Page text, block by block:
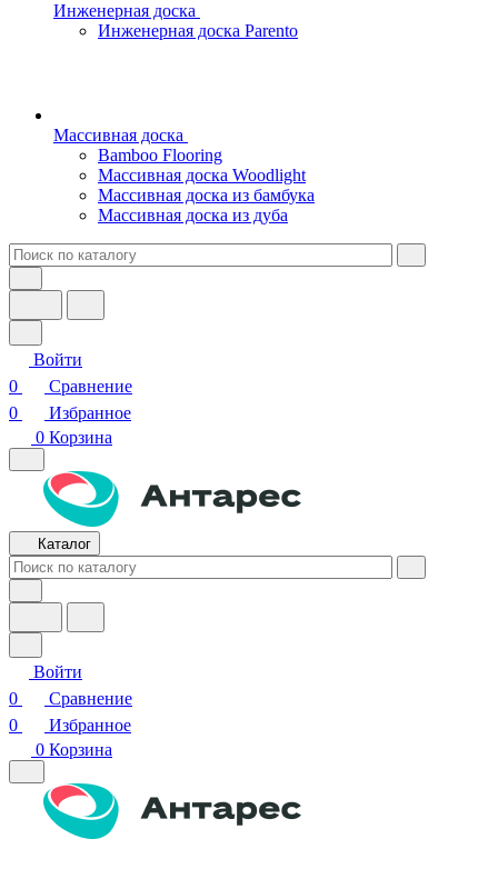
Инженерная доска
Инженерная доска Parento
Массивная доска
Bamboo Flooring
Массивная доска Woodlight
Массивная доска из бамбука
Массивная доска из дуба
Войти
0
Сравнение
0
Избранное
0 Корзина
Каталог
Войти
0
Сравнение
0
Избранное
0 Корзина